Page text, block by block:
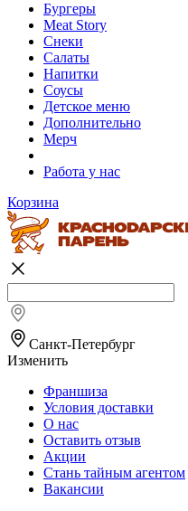
Бургеры
Meat Story
Снеки
Салаты
Напитки
Соусы
Детское меню
Дополнительно
Мерч
Работа у нас
Корзина
Санкт-Петербург
Изменить
Франшиза
Условия доставки
О нас
Оставить отзыв
Акции
Стань тайным агентом
Вакансии